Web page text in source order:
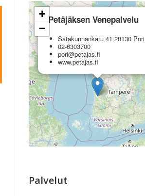
Petäjäksen Venepalvelu
Satakunnankatu 41 28130 Pori
02-6303700
pori@petajas.fi
www.petajas.fi
+
−
Palvelut